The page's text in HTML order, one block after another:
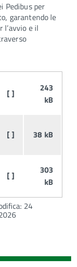
Pedibus per
garantendo le
l’avvio e il
[ ]
243
kB
[ ] 38 kB
[ ]
303
kB
24